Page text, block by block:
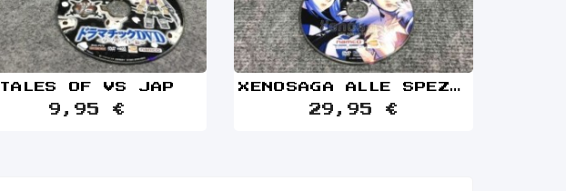
TALES OF VS JAP
9,95 €
XENOSAGA ALLE SPEZIELLE DVD
29,95 €